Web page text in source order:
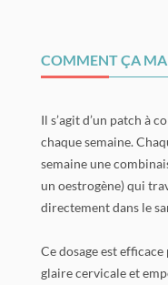
COMMENT ÇA
Il s’agit d’un patch à
chaque semaine.
semaine une
un oestrogène) qui
directement dans le
Ce dosage est
glaire cervicale et